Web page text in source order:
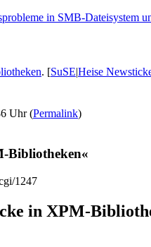
in SMB-Dateisystem
. [SuSE|Heise
Uhr (Permalink)
Bibliotheken«
1247
in XPM-